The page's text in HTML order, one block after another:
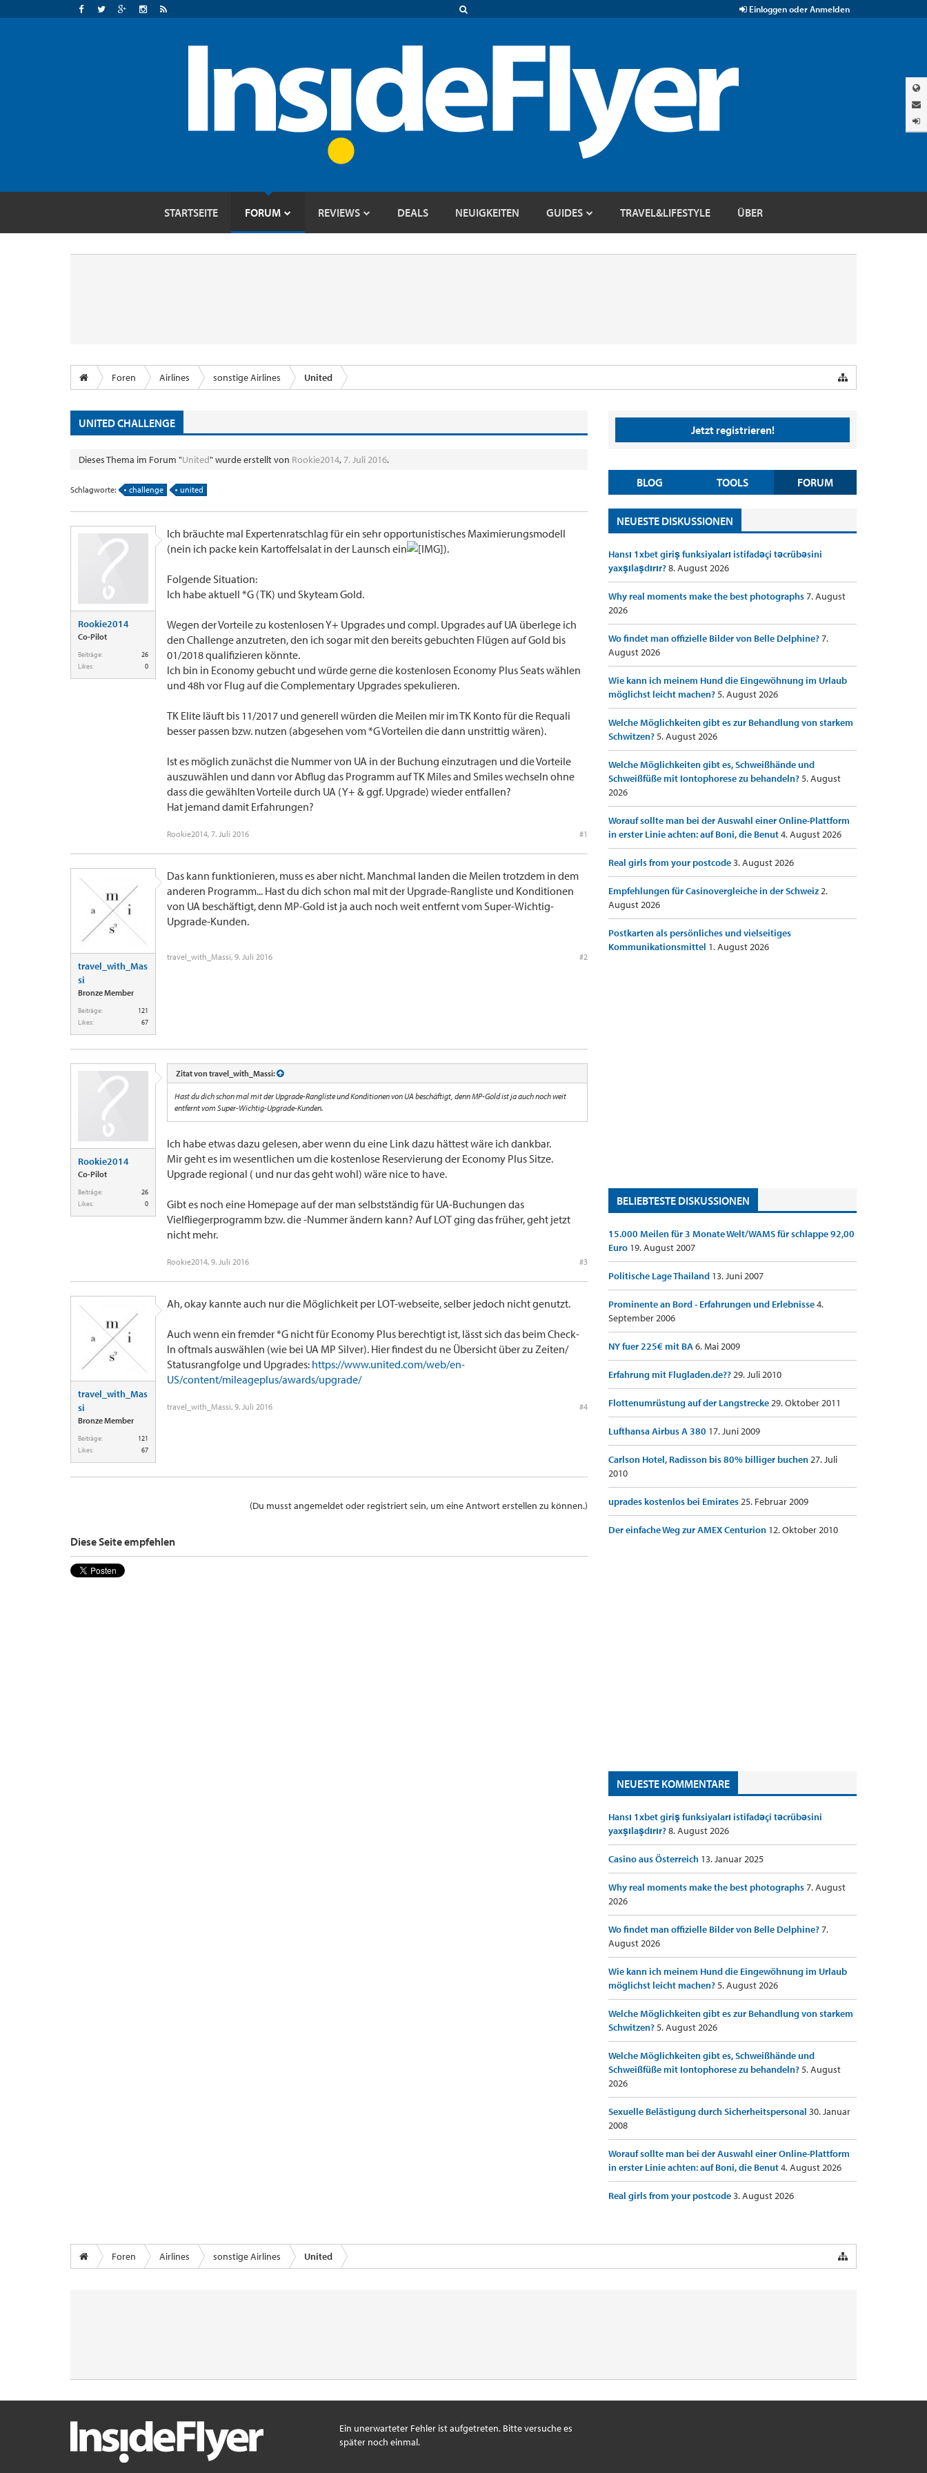
Einloggen oder Anmelden
STARTSEITE FORUM REVIEWS DEALS NEUIGKEITEN GUIDES TRAVEL&LIFESTYLE ÜBER
Foren Airlines sonstige Airlines United
UNITED CHALLENGE
Dieses Thema im Forum "United" wurde erstellt von Rookie2014, 7. Juli 2016.
Schlagworte: challenge united
Rookie2014
Co-Pilot
Beiträge:
26
Likes:
0
Ich bräuchte mal Expertenratschlag für ein sehr opportunistisches Maximierungsmodell
(nein ich packe kein Kartoffelsalat in der Launsch ein
).
Folgende Situation:
Ich habe aktuell *G (TK) und Skyteam Gold.
Wegen der Vorteile zu kostenlosen Y+ Upgrades und compl. Upgrades auf UA überlege ich
den Challenge anzutreten, den ich sogar mit den bereits gebuchten Flügen auf Gold bis
01/2018 qualifizieren könnte.
Ich bin in Economy gebucht und würde gerne die kostenlosen Economy Plus Seats wählen
und 48h vor Flug auf die Complementary Upgrades spekulieren.
TK Elite läuft bis 11/2017 und generell würden die Meilen mir im TK Konto für die Requali
besser passen bzw. nutzen (abgesehen vom *G Vorteilen die dann unstrittig wären).
Ist es möglich zunächst die Nummer von UA in der Buchung einzutragen und die Vorteile
auszuwählen und dann vor Abflug das Programm auf TK Miles and Smiles wechseln ohne
dass die gewählten Vorteile durch UA (Y+ & ggf. Upgrade) wieder entfallen?
Hat jemand damit Erfahrungen?
Rookie2014, 7. Juli 2016 #1
travel_with_Mas
si
Bronze Member
Beiträge:
121
Likes:
67
Das kann funktionieren, muss es aber nicht. Manchmal landen die Meilen trotzdem in dem
anderen Programm... Hast du dich schon mal mit der Upgrade-Rangliste und Konditionen
von UA beschäftigt, denn MP-Gold ist ja auch noch weit entfernt vom Super-Wichtig-
Upgrade-Kunden.
travel_with_Massi, 9. Juli 2016 #2
Rookie2014
Co-Pilot
Beiträge:
26
Likes:
0
Zitat von travel_with_Massi:
Hast du dich schon mal mit der Upgrade-Rangliste und Konditionen von UA beschäftigt, denn MP-Gold ist ja auch noch weit
entfernt vom Super-Wichtig-Upgrade-Kunden.
Ich habe etwas dazu gelesen, aber wenn du eine Link dazu hättest wäre ich dankbar.
Mir geht es im wesentlichen um die kostenlose Reservierung der Economy Plus Sitze.
Upgrade regional ( und nur das geht wohl) wäre nice to have.
Gibt es noch eine Homepage auf der man selbstständig für UA-Buchungen das
Vielfliegerprogramm bzw. die -Nummer ändern kann? Auf LOT ging das früher, geht jetzt
nicht mehr.
Rookie2014, 9. Juli 2016 #3
travel_with_Mas
si
Bronze Member
Beiträge:
121
Likes:
67
Ah, okay kannte auch nur die Möglichkeit per LOT-webseite, selber jedoch nicht genutzt.
Auch wenn ein fremder *G nicht für Economy Plus berechtigt ist, lässt sich das beim Check-
In oftmals auswählen (wie bei UA MP Silver). Hier findest du ne Übersicht über zu Zeiten/
Statusrangfolge und Upgrades: https://www.united.com/web/en-
US/content/mileageplus/awards/upgrade/
travel_with_Massi, 9. Juli 2016 #4
(Du musst angemeldet oder registriert sein, um eine Antwort erstellen zu können.)
Diese Seite empfehlen
Jetzt registrieren!
BLOG TOOLS FORUM
NEUESTE DISKUSSIONEN
Hansı 1xbet giriş funksiyaları istifadəçi təcrübəsini
yaxşılaşdırır?8. August 2026
Why real moments make the best photographs7. August
2026
Wo findet man offizielle Bilder von Belle Delphine?7.
August 2026
Wie kann ich meinem Hund die Eingewöhnung im Urlaub
möglichst leicht machen?5. August 2026
Welche Möglichkeiten gibt es zur Behandlung von starkem
Schwitzen?5. August 2026
Welche Möglichkeiten gibt es, Schweißhände und
Schweißfüße mit Iontophorese zu behandeln?5. August
2026
Worauf sollte man bei der Auswahl einer Online-Plattform
in erster Linie achten: auf Boni, die Benut4. August 2026
Real girls from your postcode3. August 2026
Empfehlungen für Casinovergleiche in der Schweiz2.
August 2026
Postkarten als persönliches und vielseitiges
Kommunikationsmittel 1. August 2026
BELIEBTESTE DISKUSSIONEN
15.000 Meilen für 3 Monate Welt/WAMS für schlappe 92,00
Euro 19. August 2007
Politische Lage Thailand 13. Juni 2007
Prominente an Bord - Erfahrungen und Erlebnisse4.
September 2006
NY fuer 225€ mit BA6. Mai 2009
Erfahrung mit Flugladen.de??29. Juli 2010
Flottenumrüstung auf der Langstrecke29. Oktober 2011
Lufthansa Airbus A 380 17. Juni 2009
Carlson Hotel, Radisson bis 80% billiger buchen27. Juli
2010
uprades kostenlos bei Emirates25. Februar 2009
Der einfache Weg zur AMEX Centurion 12. Oktober 2010
NEUESTE KOMMENTARE
Hansı 1xbet giriş funksiyaları istifadəçi təcrübəsini
yaxşılaşdırır?8. August 2026
Casino aus Österreich 13. Januar 2025
Why real moments make the best photographs7. August
2026
Wo findet man offizielle Bilder von Belle Delphine?7.
August 2026
Wie kann ich meinem Hund die Eingewöhnung im Urlaub
möglichst leicht machen?5. August 2026
Welche Möglichkeiten gibt es zur Behandlung von starkem
Schwitzen?5. August 2026
Welche Möglichkeiten gibt es, Schweißhände und
Schweißfüße mit Iontophorese zu behandeln?5. August
2026
Sexuelle Belästigung durch Sicherheitspersonal 30. Januar
2008
Worauf sollte man bei der Auswahl einer Online-Plattform
in erster Linie achten: auf Boni, die Benut4. August 2026
Real girls from your postcode3. August 2026
Foren Airlines sonstige Airlines United
Ein unerwarteter Fehler ist aufgetreten. Bitte versuche es
später noch einmal.